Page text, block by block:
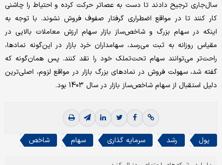
سال‌جاری ترجیح دادند تا دست به‌‌‌ عصاتر حرکت کرده و احتیاط را چاشنی
کار کنند تا در مواقع اضطراری گرفتار صفوف فروش نشوند. با توجه به
اینکه در سهام بزرگ و شاخص‌‌‌‌‌‌‌‌‌‌‌‌‌‌‌‌‌‌‌‌‌‌‌‌‌‌‌ساز بازار سهام ارزش معاملات بالایی در
مقیاس روزانه به‌‌‌ ثبت می‌‌‌رسد، سهامداران خرد بازار در این‌‌‌گونه نمادها،
راحت‌‌‌‌‌‌‌‌‌‌‌‌‌‌‌‌‌‌‌‌‌‌‌‌‌‌‌تر می‌‌‌توانند سهام تحت‌‌‌تملک خود را نقد کنند. پس همان‌‌‌گونه که
گفته شد، سهولت فروش در نمادهای بزرگ بازار در مواقع لزوم، اصلی‌‌‌ترین
دلیل استقبال از سهام شاخص‌‌‌‌‌‌‌‌‌‌‌‌‌‌‌‌‌‌‌‌‌‌‌‌‌‌‌ساز بازار در سال 1403 بود.
پول رشد سرمایه گذاری سهام شاخص